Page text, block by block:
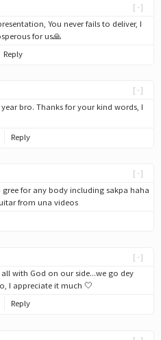
[-]
You never fails to deliver, I
for us🙏
Reply
[-]
bro. Thanks for your kind words, I
Reply
[-]
for any body including sakpa haha
from una videos
[-]
with God on our side...we go dey
I appreciate it much 🤍
Reply